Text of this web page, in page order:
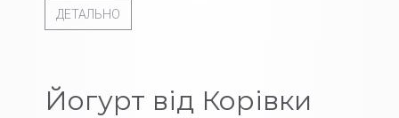
ДЕТАЛЬНО
Йогурт від Корівки